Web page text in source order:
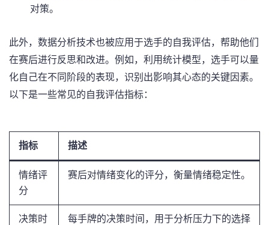
对策。
此外，数据分析技术也被应用于选手的自我评估，帮助他们
在赛后进行反思和改进。例如，利用统计模型，选手可以量
化自己在不同阶段的表现，识别出影响其心态的关键因素。
以下是一些常见的自我评估指标：
指标 描述
情绪评
分
赛后对情绪变化的评分，衡量情绪稳定性。
决策时
每手牌的决策时间，用于分析压力下的选择